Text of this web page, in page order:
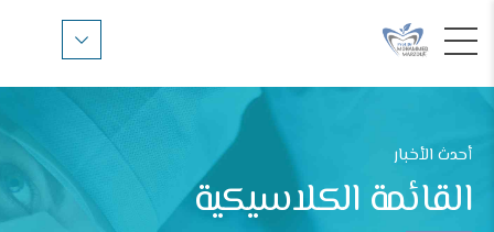
أحدث الأخبار
القائمة الكلاسيكية